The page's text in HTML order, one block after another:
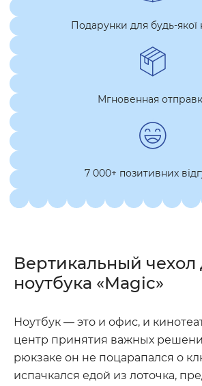
Подарунки для будь-якої
Мгновенная
7 000+ позитивних
Вертикальный чехол
ноутбука «Magic»
Ноутбук — это и офис, и
центр принятия важных
рюкзаке он не поцарапался о
испачкался едой из лоточка,